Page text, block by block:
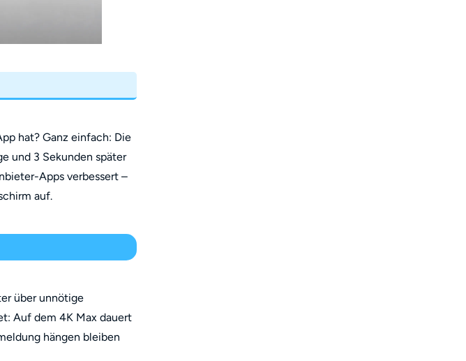
hat? Ganz einfach: Die
und 3 Sekunden später
Apps verbessert –
auf.
über unnötige
Auf dem 4K Max dauert
hängen bleiben